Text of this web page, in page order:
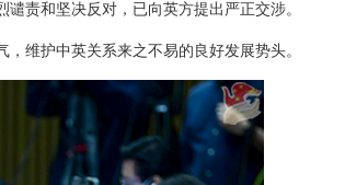
责和坚决反对，已向英方提出严正交涉。
维护中英关系来之不易的良好发展势头。